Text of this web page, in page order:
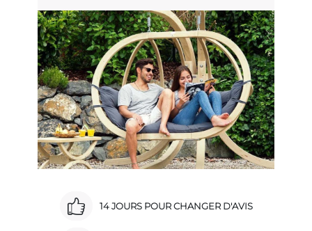
14 JOURS POUR CHANGER D'AVIS